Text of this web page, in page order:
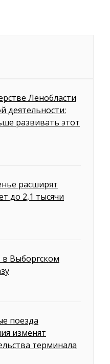
Ленобласти
деятельности:
развивать этот
расширят
до 2,1 тысячи
в Выборгском
поезда
изменят
терминала